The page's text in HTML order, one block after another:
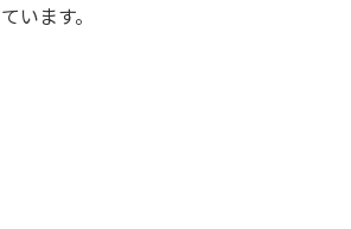
います。